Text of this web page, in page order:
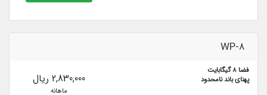
WP-8
فضا 8 گیگابایت
پهنای باند نامحدود
2,830,000 ریال
ماهانه